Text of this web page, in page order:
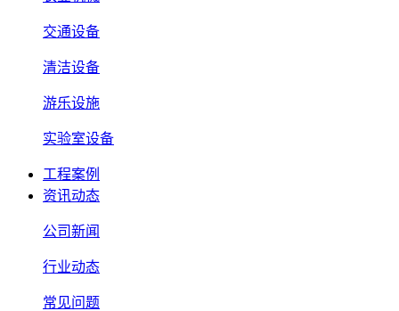
交通设备
清洁设备
游乐设施
实验室设备
工程案例
资讯动态
公司新闻
行业动态
常见问题